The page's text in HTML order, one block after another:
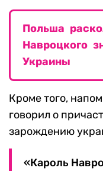
Польша
Навроцкого
Украины
Кроме того,
говорил о
зарождению
«Кароль